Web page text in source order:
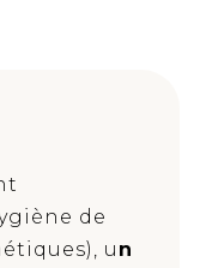
de
u n